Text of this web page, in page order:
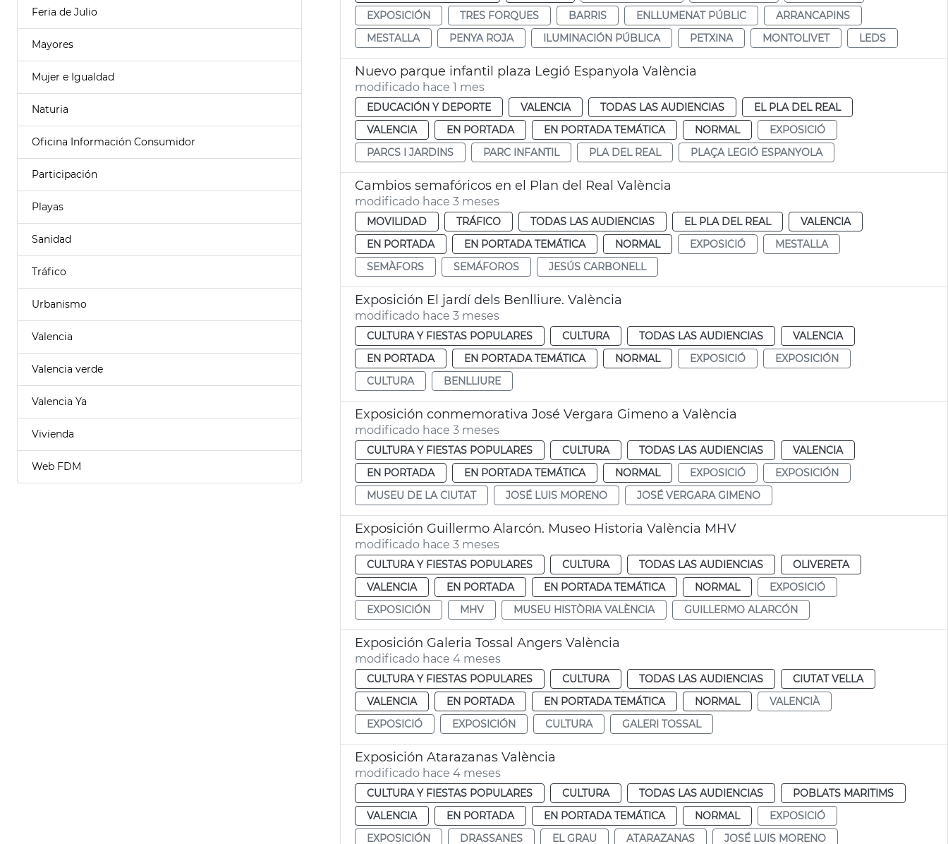
Feria de Julio
Mayores
Mujer e Igualdad
Naturia
Oficina Información Consumidor
Participación
Playas
Sanidad
Tráfico
Urbanismo
Valencia
Valencia verde
Valencia Ya
Vivienda
Web FDM
EXPOSICIÓN
TRES FORQUES BARRIS ENLLUMENAT PÚBLIC
ARRANCAPINS
MESTALLA
PENYA ROJA ILUMINACIÓN PÚBLICA PETXINA MONTOLIVET LEDS
Nuevo parque infantil plaza Legió Espanyola València
modificado hace 1 mes
EDUCACIÓN Y DEPORTE VALENCIA TODAS LAS AUDIENCIAS
EL PLA DEL REAL
VALENCIA
EN PORTADA EN PORTADA TEMÁTICA NORMAL
EXPOSICIÓ
PARCS I JARDINS
PARC INFANTIL PLA DEL REAL PLAÇA LEGIÓ ESPANYOLA
Cambios semafóricos en el Plan del Real València
modificado hace 3 meses
MOVILIDAD TRÁFICO TODAS LAS AUDIENCIAS EL PLA DEL REAL
VALENCIA
EN PORTADA
EN PORTADA TEMÁTICA NORMAL EXPOSICIÓ
MESTALLA
SEMÀFORS
SEMÁFOROS JESÚS CARBONELL
Exposición El jardí dels Benlliure. València
modificado hace 3 meses
CULTURA Y FIESTAS POPULARES CULTURA TODAS LAS AUDIENCIAS
VALENCIA
EN PORTADA
EN PORTADA TEMÁTICA NORMAL EXPOSICIÓ
EXPOSICIÓN
CULTURA
BENLLIURE
Exposición conmemorativa José Vergara Gimeno a València
modificado hace 3 meses
CULTURA Y FIESTAS POPULARES CULTURA TODAS LAS AUDIENCIAS
VALENCIA
EN PORTADA
EN PORTADA TEMÁTICA NORMAL EXPOSICIÓ
EXPOSICIÓN
MUSEU DE LA CIUTAT
JOSÉ LUIS MORENO JOSÉ VERGARA GIMENO
Exposición Guillermo Alarcón. Museo Historia València MHV
modificado hace 3 meses
CULTURA Y FIESTAS POPULARES CULTURA TODAS LAS AUDIENCIAS
OLIVERETA
VALENCIA
EN PORTADA EN PORTADA TEMÁTICA NORMAL
EXPOSICIÓ
EXPOSICIÓN
MHV MUSEU HISTÒRIA VALÈNCIA GUILLERMO ALARCÓN
Exposición Galeria Tossal Angers València
modificado hace 4 meses
CULTURA Y FIESTAS POPULARES CULTURA TODAS LAS AUDIENCIAS
CIUTAT VELLA
VALENCIA
EN PORTADA EN PORTADA TEMÁTICA NORMAL
VALENCIÀ
EXPOSICIÓ
EXPOSICIÓN CULTURA GALERI TOSSAL
Exposición Atarazanas València
modificado hace 4 meses
CULTURA Y FIESTAS POPULARES CULTURA TODAS LAS AUDIENCIAS
POBLATS MARITIMS
VALENCIA
EN PORTADA EN PORTADA TEMÁTICA NORMAL
EXPOSICIÓ
EXPOSICIÓN
DRASSANES EL GRAU ATARAZANAS JOSÉ LUIS MORENO